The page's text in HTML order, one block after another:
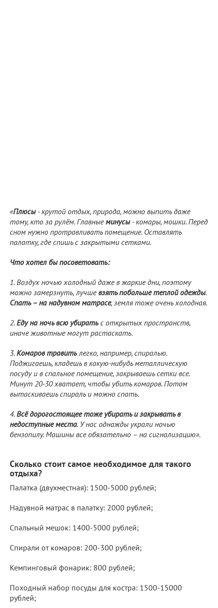
«Плюсы- крутой отдых, природа, можно выпить даже
тому, кто за рулём. Главныеминусы- комары, мошки. Перед
сном нужно протравливать помещение. Оставлять
палатку, где спишь с закрытыми сетками.
Что хотел бы посоветовать:
1. Воздух ночью холодный даже в жаркие дни, поэтому
можно замерзнуть, лучшевзять побольше теплой одежды.
Спать – на надувном матрасе, земля тоже очень холодная.
2.Еду на ночь всю убиратьс открытых пространств,
иначе животные могут растаскать.
3.Комаров травитьлегко, например, спиралью.
Поджигаешь, кладешь в какую-нибудь металлическую
посуду и в спальное помещение, закрываешь сетки все.
Минут 20-30 хватает, чтобы убить комаров. Потом
вытаскиваешь спираль и можно спать.
4.Всё дорогостоящее тоже убирать и закрывать в
недоступные места. У нас однажды украли ночью
бензопилу. Машины все обязательно – на сигнализацию».
Сколько стоит самое необходимое для такого
отдыха?
Палатка (двухместная): 1500-5000 рублей;
Надувной матрас в палатку: 2000 рублей;
Спальный мешок: 1400-5000 рублей;
Спирали от комаров: 200-300 рублей;
Кемпинговый фонарик: 800 рублей;
Походный набор посуды для костра: 1500-15000
рублей;